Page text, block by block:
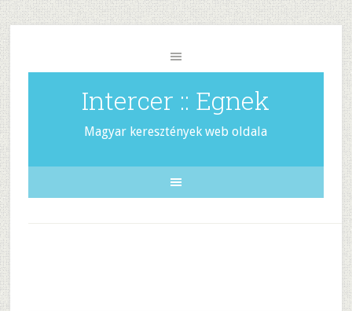
Intercer :: Egnek
Magyar keresztények web oldala